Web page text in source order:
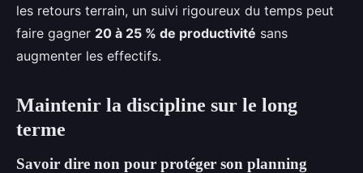
les retours terrain, un suivi rigoureux du temps peut
faire gagner 20 à 25 % de productivité sans
augmenter les effectifs.
Maintenir la discipline sur le long
terme
Savoir dire non pour protéger son planning